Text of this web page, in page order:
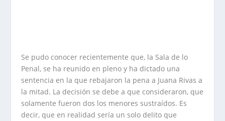
Se pudo conocer recientemente que, la Sala de lo
Penal, se ha reunido en pleno y ha dictado una
sentencia en la que rebajaron la pena a Juana Rivas a
la mitad. La decisión se debe a que consideraron, que
solamente fueron dos los menores sustraídos. Es
decir, que en realidad sería un solo delito que